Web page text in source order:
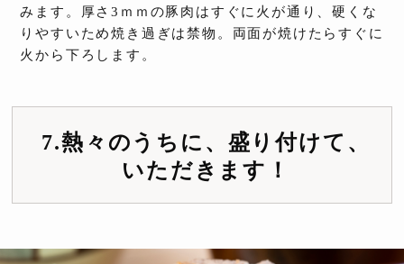
みます。厚さ3ｍｍの豚肉はすぐに火が通り、硬くな
りやすいため焼き過ぎは禁物。両面が焼けたらすぐに
火から下ろします。
7.熱々のうちに、盛り付けて、
いただきます！